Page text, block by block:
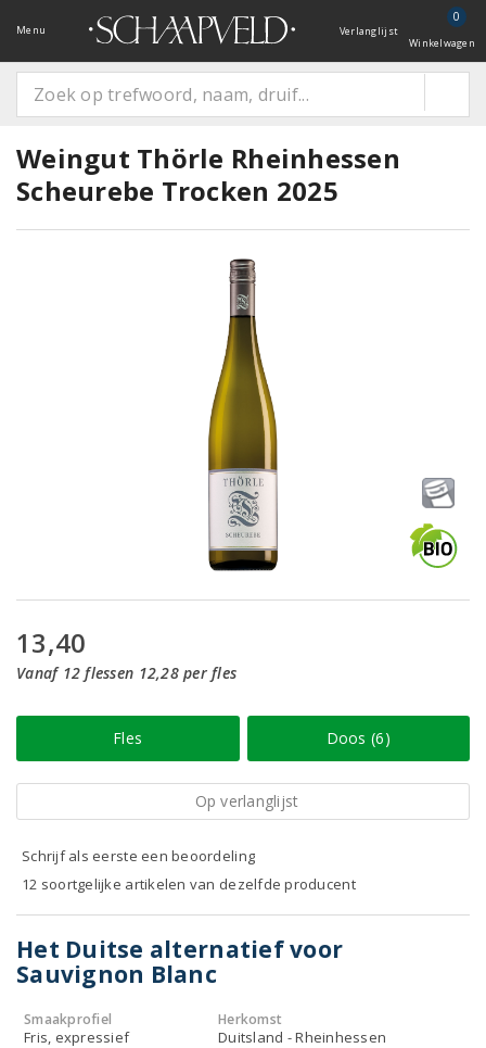
Menu Verlanglijst
0
Winkelwagen
Weingut Thörle Rheinhessen
Scheurebe Trocken 2025
13,40
Vanaf 12 flessen 12,28 per fles
Fles Doos (6)
Op verlanglijst
Schrijf als eerste een beoordeling
12 soortgelijke artikelen van dezelfde producent
Het Duitse alternatief voor
Sauvignon Blanc
Smaakprofiel
Fris, expressief
Herkomst
Duitsland - Rheinhessen